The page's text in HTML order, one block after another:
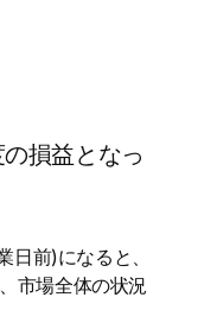
損益となっ
前)になると、
市場全体の状況